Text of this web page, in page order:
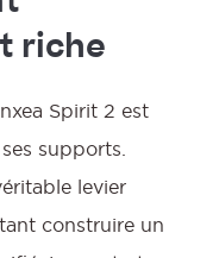
riche
Spirit 2 est
supports.
levier
construire un